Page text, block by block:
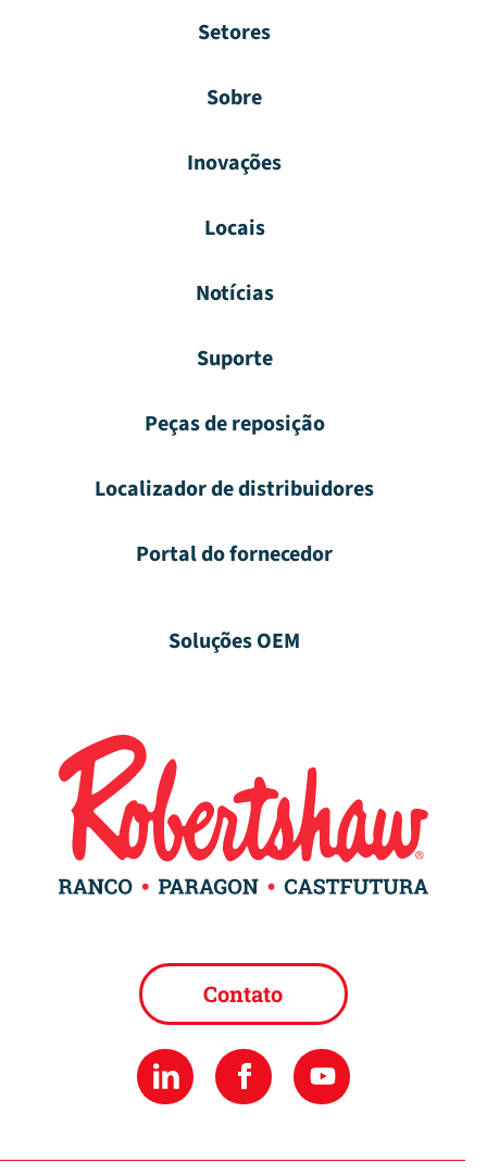
Setores
Sobre
Inovações
Locais
Notícias
Suporte
Peças de reposição
Localizador de distribuidores
Portal do fornecedor
Soluções OEM
Contato